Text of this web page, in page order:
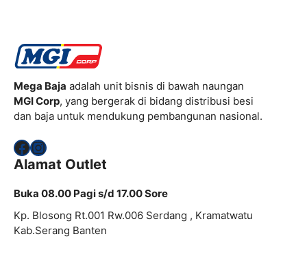
Mega Baja adalah unit bisnis di bawah naungan
MGI Corp, yang bergerak di bidang distribusi besi
dan baja untuk mendukung pembangunan nasional.
Facebook
Instagram
Alamat Outlet
Buka 08.00 Pagi s/d 17.00 Sore
Kp. Blosong Rt.001 Rw.006 Serdang , Kramatwatu
Kab.Serang Banten